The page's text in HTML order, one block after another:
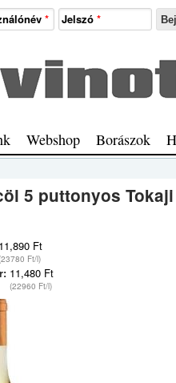
* Jelszó *
Webshop Borászok
hely
5 puttonyos
11,890 Ft
Ft/l)
11,480 Ft
(22960 Ft/l)